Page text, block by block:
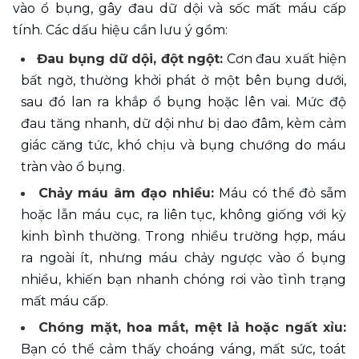
vào ổ bụng, gây đau dữ dội và sốc mất máu cấp
tính. Các dấu hiệu cần lưu ý gồm:
Đau bụng dữ dội, đột ngột: Cơn đau xuất hiện
bất ngờ, thường khởi phát ở một bên bụng dưới,
sau đó lan ra khắp ổ bụng hoặc lên vai. Mức độ
đau tăng nhanh, dữ dội như bị dao đâm, kèm cảm
giác căng tức, khó chịu và bụng chướng do máu
tràn vào ổ bụng.
Chảy máu âm đạo nhiều: Máu có thể đỏ sẫm
hoặc lẫn máu cục, ra liên tục, không giống với kỳ
kinh bình thường. Trong nhiều trường hợp, máu
ra ngoài ít, nhưng máu chảy ngược vào ổ bụng
nhiều, khiến bạn nhanh chóng rơi vào tình trạng
mất máu cấp.
Chóng mặt, hoa mắt, mệt lả hoặc ngất xỉu:
Bạn có thể cảm thấy choáng váng, mất sức, toát